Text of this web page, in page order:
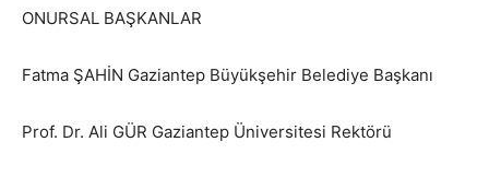
ONURSAL BAŞKANLAR
Fatma ŞAHİN Gaziantep Büyükşehir Belediye Başkanı
Prof. Dr. Ali GÜR Gaziantep Üniversitesi Rektörü